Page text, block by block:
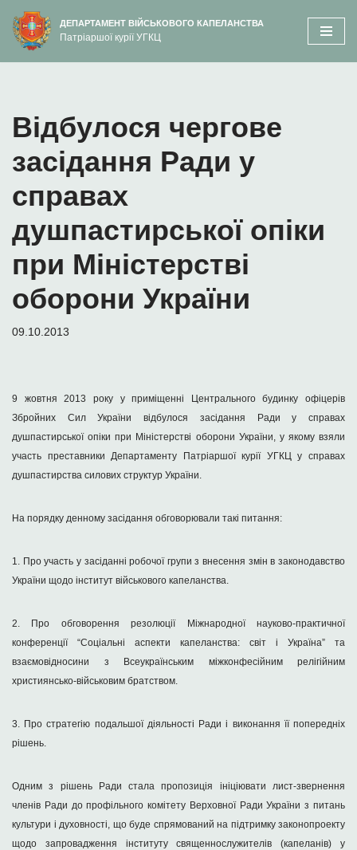
вмісту
Перейти
до
ДЕПАРТАМЕНТ ВІЙСЬКОВОГО КАПЕЛАНСТВА
Патріаршої курії УГКЦ
Відбулося чергове
засідання Ради у
справах
душпастирської опіки
при Міністерстві
оборони України
09.10.2013
9 жовтня 2013 року у приміщенні Центрального будинку офіцерів
Збройних Сил України відбулося засідання Ради у справах
душпастирської опіки при Міністерстві оборони України, у якому взяли
участь преставники Департаменту Патріаршої курії УГКЦ у справах
душпастирства силових структур України.
На порядку денному засідання обговорювали такі питання:
1. Про участь у засіданні робочої групи з внесення змін в законодавство
України щодо інститут військового капеланства.
2. Про обговорення резолюції Міжнародної науково-практичної
конференції “Соціальні аспекти капеланства: світ і Україна” та
взаємовідносини з Всеукраїнським міжконфесійним релігійним
християнсько-військовим братством.
3. Про стратегію подальшої діяльності Ради і виконання її попередніх
рішень.
Одним з рішень Ради стала пропозиція ініціювати лист-звернення
членів Ради до профільного комітету Верховної Ради України з питань
культури і духовності, що буде спрямований на підтримку законопроекту
щодо запровадження інституту священнослужителів (капеланів) у